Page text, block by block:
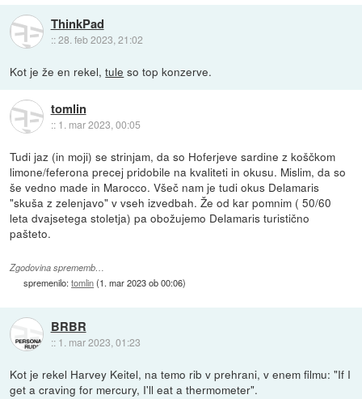
ThinkPad
::28. feb 2023, 21:02
Kot je že en rekel,tule so top konzerve.
tomlin
:: 1. mar 2023, 00:05
Tudi jaz (in moji) se strinjam, da so Hoferjeve sardine z koščkom
limone/feferona precej pridobile na kvaliteti in okusu. Mislim, da so
še vedno made in Marocco. Všeč nam je tudi okus Delamaris
"skuša z zelenjavo" v vseh izvedbah. Že od kar pomnim ( 50/60
leta dvajsetega stoletja) pa obožujemo Delamaris turistično
pašteto.
Zgodovina sprememb…
spremenilo:tomlin(1. mar 2023 ob 00:06)
BRBR
:: 1. mar 2023, 01:23
Kot je rekel Harvey Keitel, na temo rib v prehrani, v enem filmu: "If I
get a craving for mercury, I'll eat a thermometer".